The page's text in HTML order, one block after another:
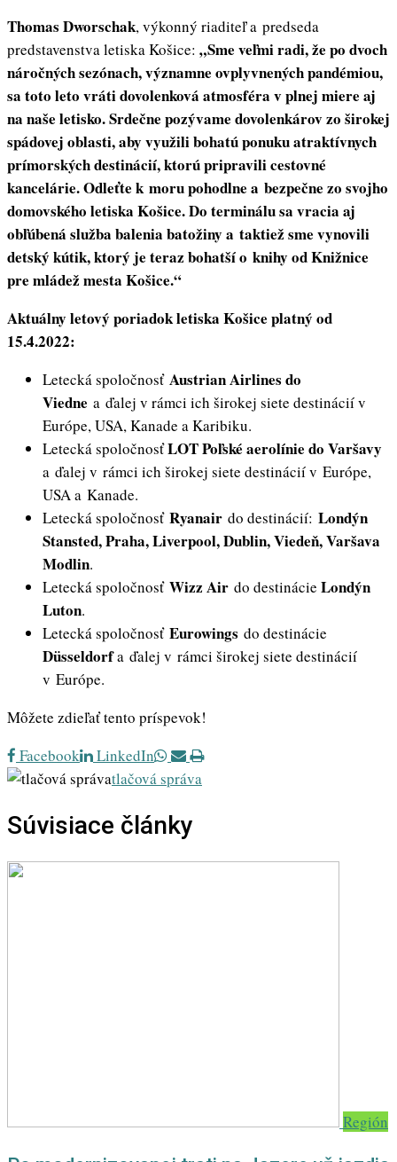
Thomas Dworschak, výkonný riaditeľ a predseda
predstavenstva letiska Košice: „Sme veľmi radi, že po dvoch
náročných sezónach, významne ovplyvnených pandémiou,
sa toto leto vráti dovolenková atmosféra v plnej miere aj
na naše letisko. Srdečne pozývame dovolenkárov zo širokej
spádovej oblasti, aby využili bohatú ponuku atraktívnych
prímorských destinácií, ktorú pripravili cestovné
kancelárie. Odleťte k moru pohodlne a bezpečne zo svojho
domovského letiska Košice. Do terminálu sa vracia aj
obľúbená služba balenia batožiny a taktiež sme vynovili
detský kútik, ktorý je teraz bohatší o knihy od Knižnice
pre mládež mesta Košice.“
Aktuálny letový poriadok letiska Košice platný od
15.4.2022:
Letecká spoločnosť Austrian Airlines do
Viedne a ďalej v rámci ich širokej siete destinácií v
Európe, USA, Kanade a Karibiku.
Letecká spoločnosťLOT Poľské aerolínie do Varšavy
a ďalej v rámci ich širokej siete destinácií v Európe,
USA a Kanade.
Letecká spoločnosťRyanair do destinácií: Londýn
Stansted, Praha, Liverpool, Dublin, Viedeň, Varšava
Modlin.
Letecká spoločnosť Wizz Air do destinácie Londýn
Luton.
Letecká spoločnosť Eurowings do destinácie
Düsseldorfa ďalej v rámci širokej siete destinácií
v Európe.
Môžete zdieľať tento príspevok!
Facebook
LinkedIn Whatsapp
Share
via
Print
tlačová správa
Súvisiace články
Región